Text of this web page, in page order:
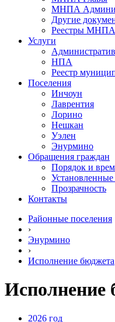
МНПА
Другие
Реестры МНПА
Услуги
НПА
Реестр
Поселения
Инчоун
Лаврентия
Лорино
Нешкан
Уэлен
Энурмино
Обращения граждан
Порядок и
Прозрачность
Контакты
Районные поселения
›
Энурмино
›
Исполнение бюджета
Исполнение
2026 год